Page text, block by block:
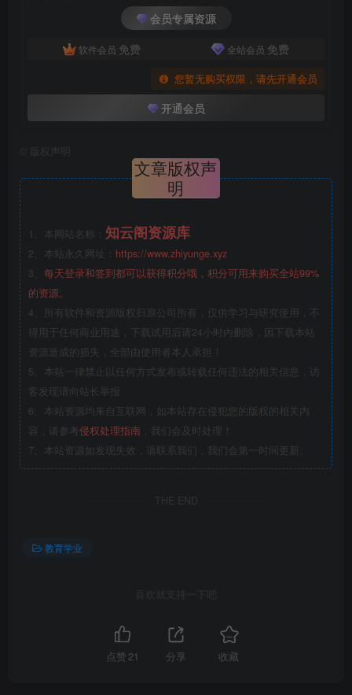
会员专属资源
软件会员 免费 全站会员 免费
您暂无购买权限，请先开通会员
开通会员
版权声明
文章版权声
明
1、本网站名称： 知云阁资源库
2、本站永久网址： https://www.zhiyunge.xyz
3、 每天登录和签到都可以获得积分哦，积分可用来购买全站99%
的资源。
4、所有软件和资源版权归原公司所有，仅供学习与研究使用，不
得用于任何商业用途，下载试用后请24小时内删除，因下载本站
资源造成的损失，全部由使用者本人承担！
5、本站一律禁止以任何方式发布或转载任何违法的相关信息，访
客发现请向站长举报
6、本站资源均来自互联网，如本站存在侵犯您的版权的相关内
容，请参考侵权处理指南 ，我们会及时处理！
7、本站资源如发现失效，请联系我们，我们会第一时间更新。
THE END
教育学业
喜欢就支持一下吧
点赞21 分享 收藏